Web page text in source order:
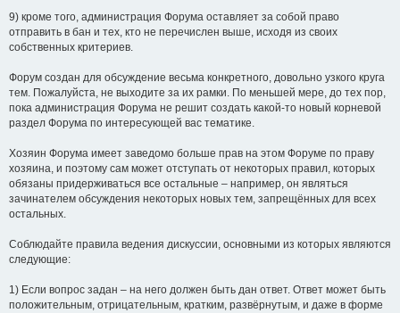
9) кроме того, администрация Форума оставляет за собой право
отправить в бан и тех, кто не перечислен выше, исходя из своих
собственных критериев.
Форум создан для обсуждение весьма конкретного, довольно узкого круга
тем. Пожалуйста, не выходите за их рамки. По меньшей мере, до тех пор,
пока администрация Форума не решит создать какой-то новый корневой
раздел Форума по интересующей вас тематике.
Хозяин Форума имеет заведомо больше прав на этом Форуме по праву
хозяина, и поэтому сам может отступать от некоторых правил, которых
обязаны придерживаться все остальные – например, он являться
зачинателем обсуждения некоторых новых тем, запрещённых для всех
остальных.
Соблюдайте правила ведения дискуссии, основными из которых являются
следующие:
1) Если вопрос задан – на него должен быть дан ответ. Ответ может быть
положительным, отрицательным, кратким, развёрнутым, и даже в форме